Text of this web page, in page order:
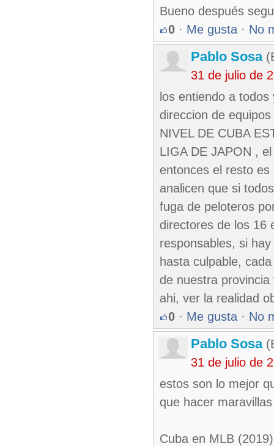
Bueno después
0 · Me gusta · No
Pablo Sosa
31 de julio de
los entiendo a
direccion de
NIVEL DE CUBA
LIGA DE JAPON ,
entonces el resto
analicen que si
fuga de peloteros
directores de los 16
responsables, si
hasta culpable,
de nuestra
ahi, ver la realidad
0 · Me gusta · No
Pablo Sosa
31 de julio de
estos son lo mejor
que hacer
Cuba en MLB